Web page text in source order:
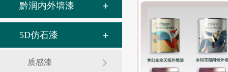
黔润内外墙漆
5D仿石漆
质感漆